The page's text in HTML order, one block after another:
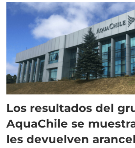
Los resultados del
AquaChile se
les devuelven